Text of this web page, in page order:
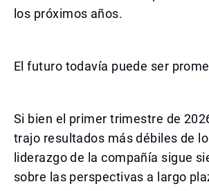
los próximos años.
El futuro todavía puede ser
Si bien el primer trimestre de
trajo resultados más débiles de lo
liderazgo de la compañía sigue
sobre las perspectivas a largo